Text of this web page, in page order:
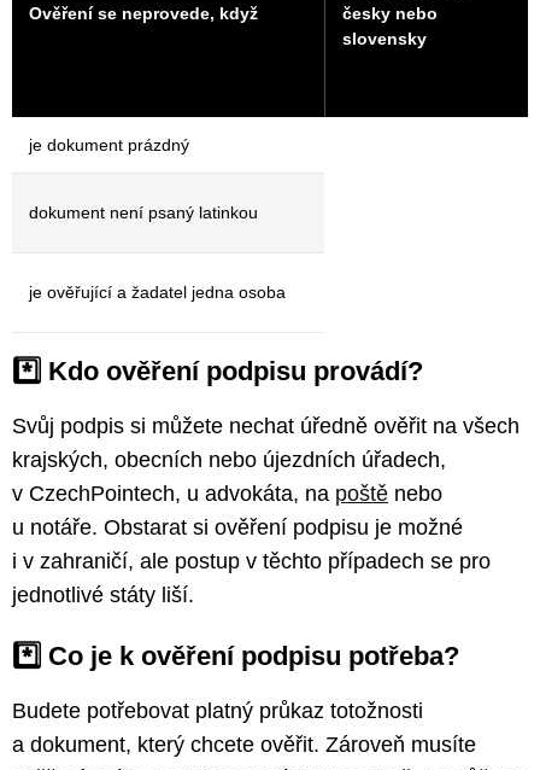
Ověření se neprovede, když
česky nebo
slovensky
je dokument prázdný
dokument není psaný latinkou
je ověřující a žadatel jedna osoba
*️⃣ Kdo ověření podpisu provádí?
Svůj podpis si můžete nechat úředně ověřit na všech
krajských, obecních nebo újezdních úřadech,
v CzechPointech, u advokáta, na poště nebo
u notáře. Obstarat si ověření podpisu je možné
i v zahraničí, ale postup v těchto případech se pro
jednotlivé státy liší.
*️⃣ Co je k ověření podpisu potřeba?
Budete potřebovat platný průkaz totožnosti
a dokument, který chcete ověřit. Zároveň musíte